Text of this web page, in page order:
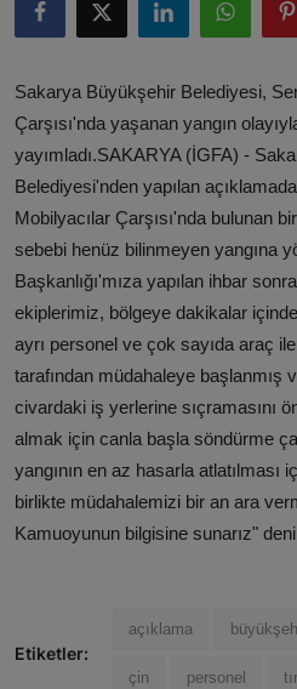
Sakarya Büyükşehir Belediyesi,
Çarşısı'nda yaşanan yangın
yayımladı.SAKARYA (İGFA) -
Belediyesi'nden yapılan
Mobilyacılar Çarşısı'nda bulunan
sebebi henüz bilinmeyen yangına
Başkanlığı'mıza yapılan ihbar
ekiplerimiz, bölgeye dakikalar
ayrı personel ve çok sayıda araç
tarafından müdahaleye başlanmış
civardaki iş yerlerine sıçramasını
almak için canla başla söndürme
yangının en az hasarla atlatılması
birlikte müdahalemizi bir an ara
Kamuoyunun bilgisine sunarız"
Etiketler:
açıklama
çin personel tır